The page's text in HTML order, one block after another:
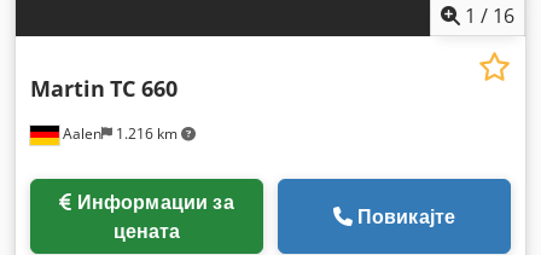
1 / 16
Aalen 1.216 km
Martin TC 660
цената
Повикајте